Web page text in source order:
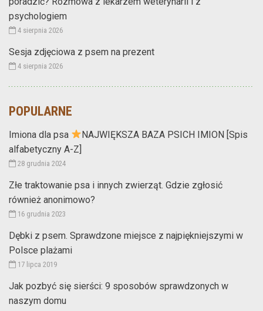
psychologiem
4 sierpnia 2026
Sesja zdjęciowa z psem na prezent
4 sierpnia 2026
POPULARNE
Imiona dla psa
NAJWIĘKSZA BAZA PSICH IMION [Spis
alfabetyczny A-Z]
28 grudnia 2024
Złe traktowanie psa i innych zwierząt. Gdzie zgłosić
również anonimowo?
16 grudnia 2023
Dębki z psem. Sprawdzone miejsce z najpiękniejszymi w
Polsce plażami
17 lipca 2019
Jak pozbyć się sierści: 9 sposobów sprawdzonych w
naszym domu